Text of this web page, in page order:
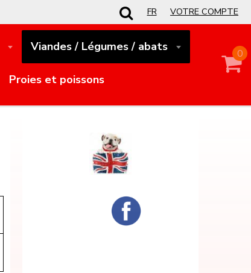
Viandes / Légumes / abats
Proies et poissons
0
FR VOTRE COMPTE